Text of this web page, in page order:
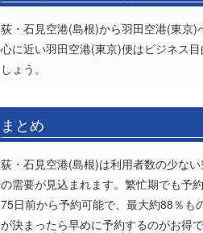
荻・石見空港(島根)から羽田空港(東京
心に近い羽田空港(東京)便はビジネス
しょう。
まとめ
荻・石見空港(島根)は利用者数の少な
の需要が見込まれます。繁忙期でも予
75日前から予約可能で、最大約88％も
が決まったら早めに予約するのがお得で